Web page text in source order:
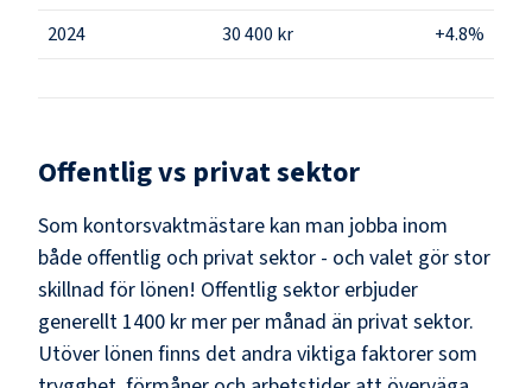
2024
30 400 kr +4.8%
Offentlig vs privat sektor
Som kontorsvaktmästare kan man jobba inom
både offentlig och privat sektor - och valet gör stor
skillnad för lönen! Offentlig sektor erbjuder
generellt 1400 kr mer per månad än privat sektor.
Utöver lönen finns det andra viktiga faktorer som